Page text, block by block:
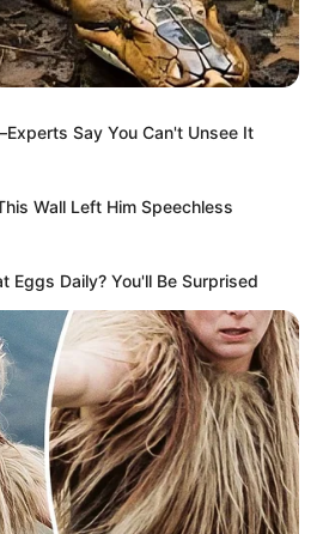
Say You Can't Unsee It
Wall Left Him Speechless
Eggs Daily? You'll Be Surprised